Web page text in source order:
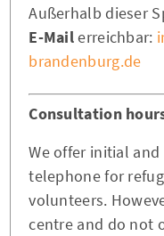
Außerhalb dieser
E-Mailerreichbar:
brandenburg.de
Consultation
We offer initial
telephone for
volunteers.
centre and do not